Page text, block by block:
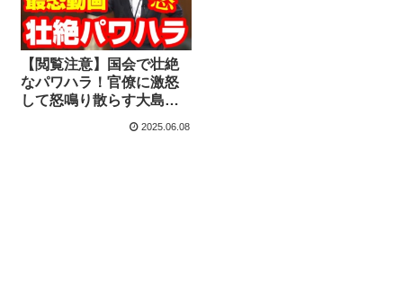
【閲覧注意】国会で壮絶
なパワハラ！官僚に激怒
して怒鳴り散らす大島九
の暴力性を隠そうともせ
2025.06.08